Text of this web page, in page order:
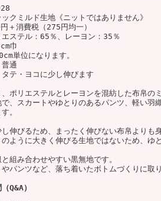
ックミルド生地《ニットではありません》
＋消費税（275円均一）
ステル：65％、レーヨン：35％
巾
単位になります。
普通
タテ・ヨコに少し伸びます
ポリエステルとレーヨンを混紡した布帛の
、スカートやゆとりのあるパンツ、軽い羽
。
伸びるため、まったく伸びない布帛よりも
ように大きく伸びる生地ではないため、ゆ
組み合わせやすい黒無地です。
パンツなど、落ち着いたボトムづくりに取
Q&A）